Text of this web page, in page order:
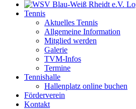
Tennis
Aktuelles Tennis
Allgemeine Information
Mitglied werden
Galerie
TVM-Infos
Termine
Tennishalle
Hallenplatz online buchen
Förderverein
Kontakt